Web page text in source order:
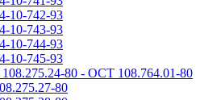
10-742-93
10-743-93
10-744-93
10-745-93
80 - ОСТ 108.764.01-80
80